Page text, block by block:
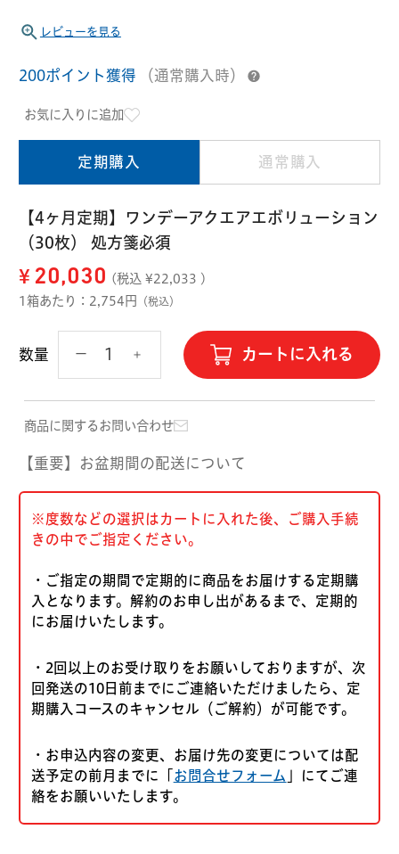
アイミー
オフテクス
レビューを見る
200ポイント獲得 （通常購入時）
お気に入りに追加
定期購入 通常購入
【4ヶ月定期】ワンデーアクエアエボリューション
（30枚） 処方箋必須
¥ 20,030 (税込 ¥22,033 )
1箱あたり：2,754円
（税込）
数量 カートに入れる
商品に関するお問い合わせ
【重要】お盆期間の配送について
※度数などの選択はカートに入れた後、ご購入手続
きの中でご指定ください。
・ご指定の期間で定期的に商品をお届けする定期購
入となります。解約のお申し出があるまで、定期的
にお届けいたします。
・2回以上のお受け取りをお願いしておりますが、次
回発送の10日前までにご連絡いただけましたら、定
期購入コースのキャンセル（ご解約）が可能です。
・お申込内容の変更、お届け先の変更については配
送予定の前月までに「お問合せフォーム 」にてご連
絡をお願いいたします。